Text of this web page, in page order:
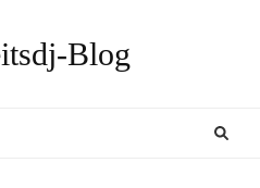
Blog